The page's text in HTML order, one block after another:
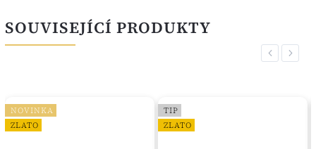
SOUVISEJÍCÍ PRODUKTY
Previous
NOVINKA
ZLATO
TIP
ZLATO
Next